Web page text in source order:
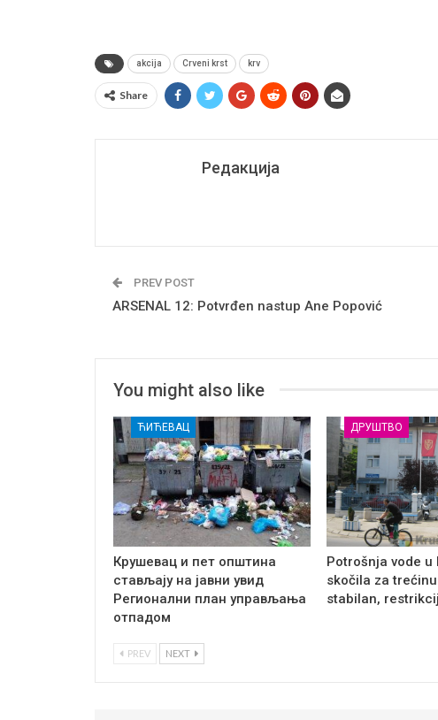
akcija Crveni krst krv
Share
Редакција
PREV POST
ARSENAL 12: Potvrđen nastup Ane Popović
You might also like
ЋИЋЕВАЦ
Крушевац и пет општина
стављају на јавни увид
Регионални план управљања
отпадом
ДРУШТВО
Potrošnja vode u
skočila za
stabilan,
PREV NEXT